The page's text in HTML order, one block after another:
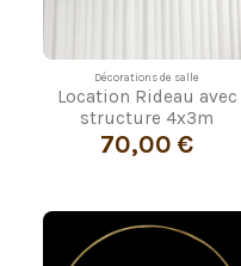
Décorations de salle
Location Rideau avec
structure 4x3m
70,00 €